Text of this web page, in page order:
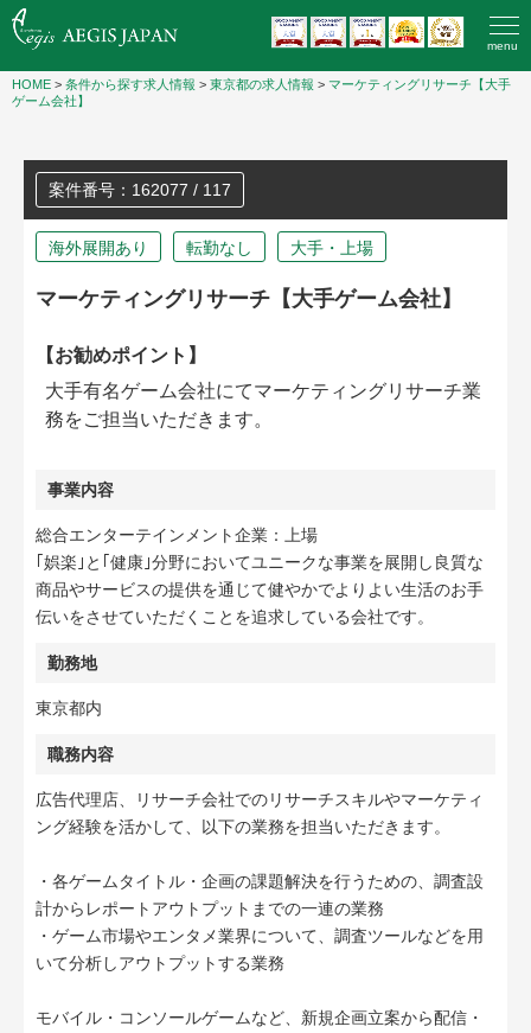
menu
HOME > 条件から探す求人情報 > 東京都の求人情報 > マーケティングリサーチ【大手
ゲーム会社】
案件番号：162077 / 117
海外展開あり 転勤なし 大手・上場
マーケティングリサーチ【大手ゲーム会社】
【お勧めポイント】
大手有名ゲーム会社にてマーケティングリサーチ業
務をご担当いただきます。
事業内容
総合エンターテインメント企業：上場
｢娯楽｣と｢健康｣分野においてユニークな事業を展開し良質な
商品やサービスの提供を通じて健やかでよりよい生活のお手
伝いをさせていただくことを追求している会社です。
勤務地
東京都内
職務内容
広告代理店、リサーチ会社でのリサーチスキルやマーケティ
ング経験を活かして、以下の業務を担当いただきます。
・各ゲームタイトル・企画の課題解決を行うための、調査設
計からレポートアウトプットまでの一連の業務
・ゲーム市場やエンタメ業界について、調査ツールなどを用
いて分析しアウトプットする業務
モバイル・コンソールゲームなど、新規企画立案から配信・